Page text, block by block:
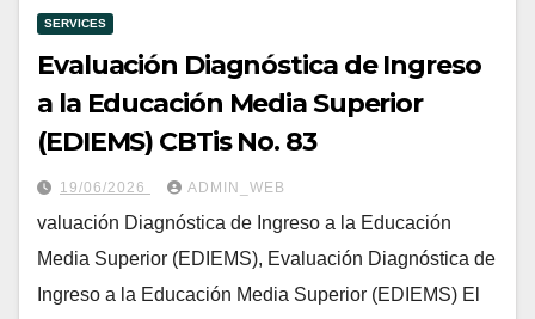
SERVICES
Evaluación Diagnóstica de Ingreso
a la Educación Media Superior
(EDIEMS) CBTis No. 83
19/06/2026 ADMIN_WEB
valuación Diagnóstica de Ingreso a la Educación
Media Superior (EDIEMS), Evaluación Diagnóstica de
Ingreso a la Educación Media Superior (EDIEMS) El